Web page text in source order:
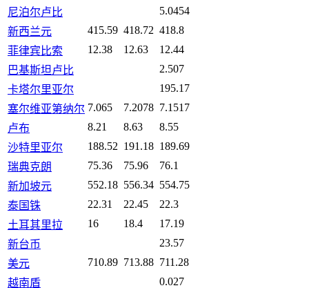
尼泊尔卢比
5.0454
新西兰元
415.59 418.72 418.8
菲律宾比索
12.38 12.63
12.44
巴基斯坦卢比
2.507
卡塔尔里亚尔
195.17
塞尔维亚第纳尔 7.065 7.2078 7.1517
卢布
8.21 8.63
8.55
沙特里亚尔
188.52 191.18 189.69
瑞典克朗
75.36 75.96
76.1
新加坡元
552.18 556.34 554.75
泰国铢
22.31 22.45
22.3
土耳其里拉
16 18.4
17.19
新台币
23.57
美元
710.89 713.88 711.28
越南盾
0.027